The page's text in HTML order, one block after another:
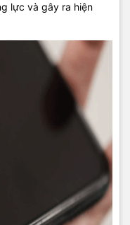
lực và gây ra hiện